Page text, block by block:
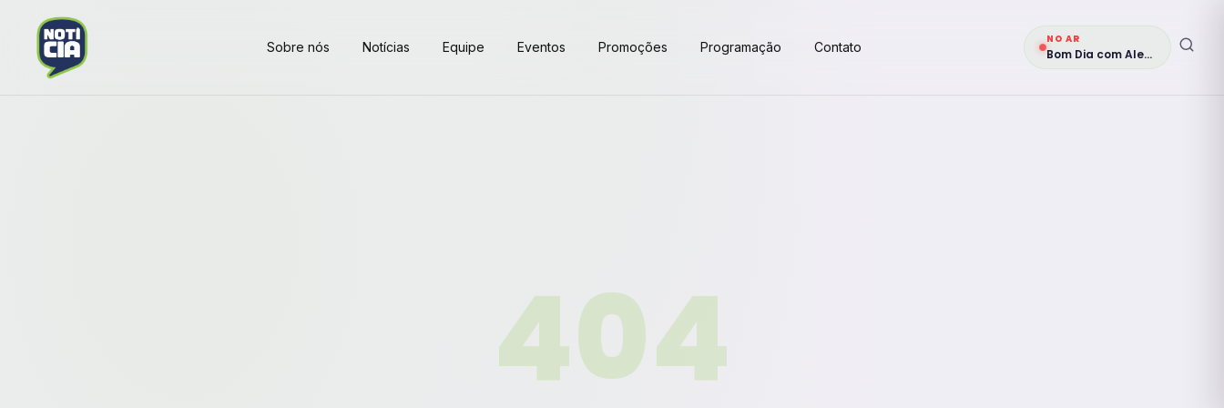
Sobre nós Notícias Equipe Eventos Promoções Programação Contato
NO AR
Bom Dia com Alegria
404